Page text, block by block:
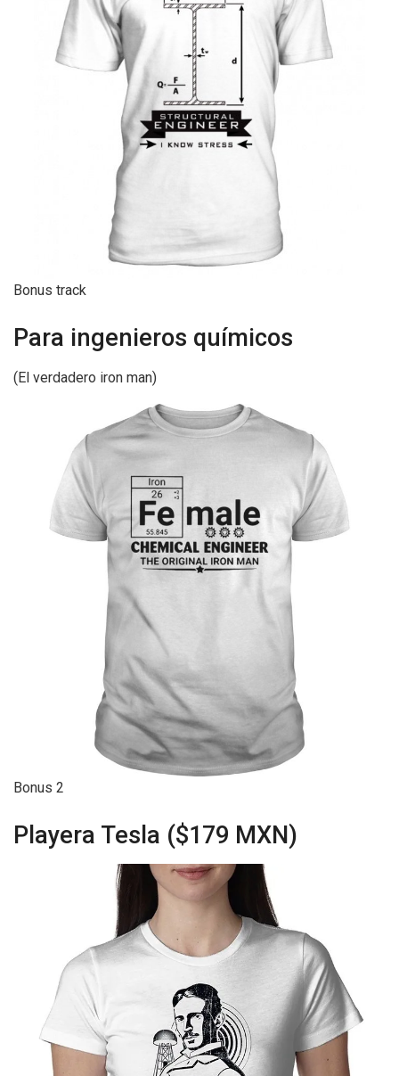
Bonus track
Para ingenieros químicos
(El verdadero iron man)
Bonus 2
Playera Tesla ($179 MXN)